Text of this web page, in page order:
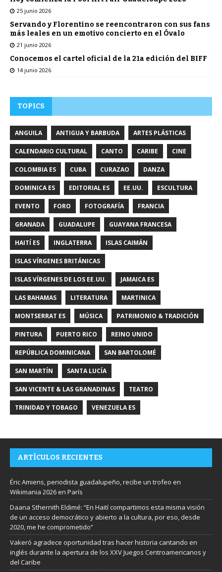
25 junio 2026
Servando y Florentino se reencontraron con sus fans
más leales en un emotivo concierto en el Óvalo
21 junio 2026
Conocemos el cartel oficial de la 21a edición del BIFF
14 junio 2026
TOPICS
ANGUILA ANTIGUA Y BARBUDA ARTES PLÁSTICAS
CALENDARIO CULTURAL CANTO CARIBE CINE
COLOMBIA ES CUBA CURAZAO DANZA
DOMINICA ES EDITORIAL ES EE.UU. ESCULTURA
EVENTO FORO FOTOGRAFÍA FRANCIA
GRANADA GUADALUPE GUAYANA FRANCESA
HAITÍ ES INGLATERRA ISLAS CAIMÁN
ISLAS VÍRGENES BRITÁNICAS
ISLAS VÍRGENES DE LOS EE.UU. JAMAICA ES
LAS BAHAMAS LITERATURA MARTINICA
MONTSERRAT ES MÚSICA PATRIMONIO & TRADICIÓN
PINTURA PUERTO RICO REINO UNIDO
REPÚBLICA DOMINICANA SAN BARTOLOMÉ
SAN MARTÍN SANTA LUCÍA
SAN VICENTE & LAS GRANADINAS TEATRO
TRINIDAD Y TOBAGO VENEZUELA ES
ARTÍCULOS RECIENTES
Éric Amiens, periodista guadalupeño, recibe un trofeo en
Wikimania 2026 en París
Daana Sthernith Eldimé: “En Haití compartimos esta misma visión
de un acceso democrático y abierto a la cultura, por eso, desde
2020, me he comprometido”
Vakeró agradece oportunidad tras hacer historia cantando en
inglés durante la apertura de los XXV Juegos Centroamericanos y
del Caribe